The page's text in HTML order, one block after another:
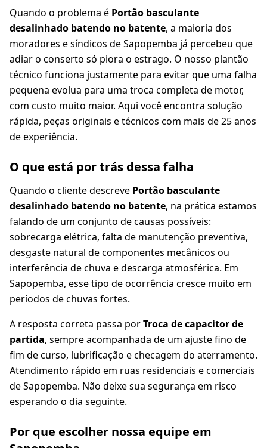
Quando o problema é Portão basculante
desalinhado batendo no batente, a maioria dos
moradores e síndicos de Sapopemba já percebeu que
adiar o conserto só piora o estrago. O nosso plantão
técnico funciona justamente para evitar que uma falha
pequena evolua para uma troca completa de motor,
com custo muito maior. Aqui você encontra solução
rápida, peças originais e técnicos com mais de 25 anos
de experiência.
O que está por trás dessa falha
Quando o cliente descreve Portão basculante
desalinhado batendo no batente, na prática estamos
falando de um conjunto de causas possíveis:
sobrecarga elétrica, falta de manutenção preventiva,
desgaste natural de componentes mecânicos ou
interferência de chuva e descarga atmosférica. Em
Sapopemba, esse tipo de ocorrência cresce muito em
períodos de chuvas fortes.
A resposta correta passa porTroca de capacitor de
partida, sempre acompanhada de um ajuste fino de
fim de curso, lubrificação e checagem do aterramento.
Atendimento rápido em ruas residenciais e comerciais
de Sapopemba. Não deixe sua segurança em risco
esperando o dia seguinte.
Por que escolher nossa equipe em